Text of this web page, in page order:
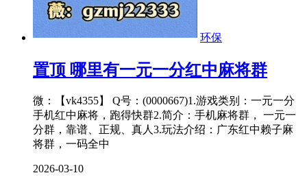
环保
置顶 哪里有一元一分红中麻将群
微：【vk4355】 Q号：(0000667)1.游戏类别：一元一分
手机红中麻将，跑得快群2.简介：手机麻将群， 一元一
分群，靠谱、正规、真人3.玩法介绍：广东红中赖子麻
将群，一码全中
2026-03-10